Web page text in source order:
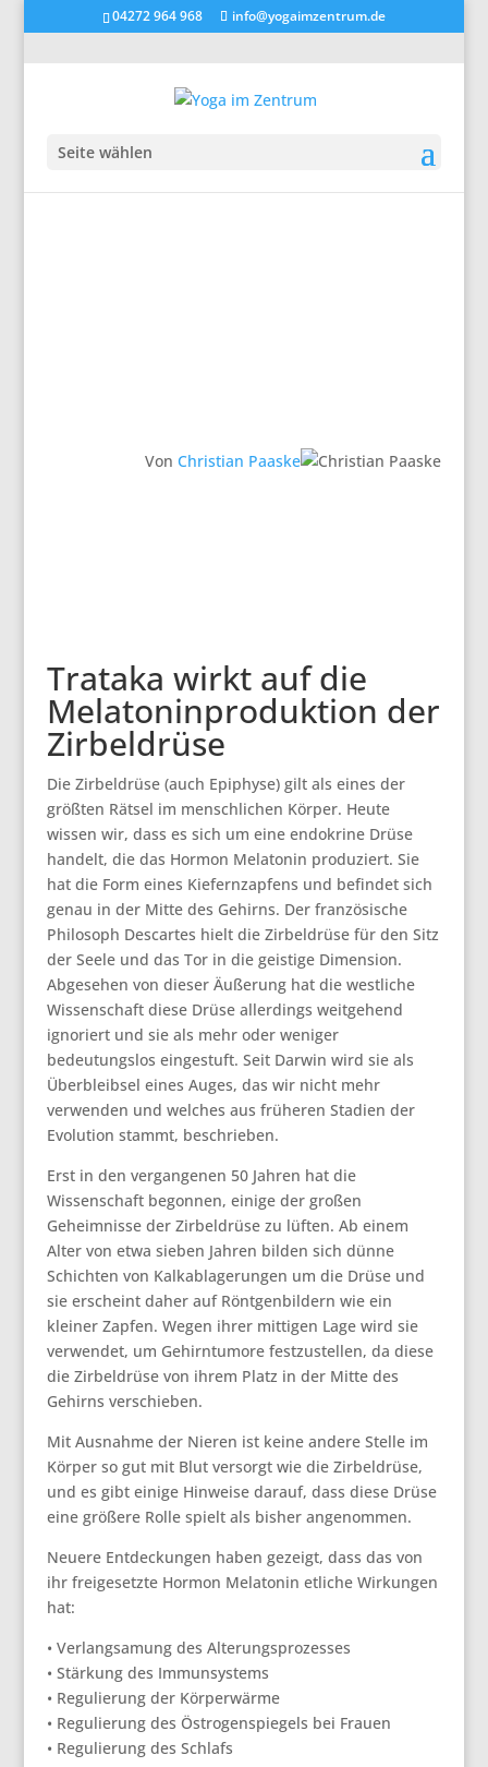
04272 964 968 info@yogaimzentrum.de
Seite wählen
VonChristian Paaske
Trataka wirkt auf die
Melatoninproduktion der
Zirbeldrüse
Die Zirbeldrüse (auch Epiphyse) gilt als eines der
größten Rätsel im menschlichen Körper. Heute
wissen wir, dass es sich um eine endokrine Drüse
handelt, die das Hormon Melatonin produziert. Sie
hat die Form eines Kiefernzapfens und befindet sich
genau in der Mitte des Gehirns. Der französische
Philosoph Descartes hielt die Zirbeldrüse für den Sitz
der Seele und das Tor in die geistige Dimension.
Abgesehen von dieser Äußerung hat die westliche
Wissenschaft diese Drüse allerdings weitgehend
ignoriert und sie als mehr oder weniger
bedeutungslos eingestuft. Seit Darwin wird sie als
Überbleibsel eines Auges, das wir nicht mehr
verwenden und welches aus früheren Stadien der
Evolution stammt, beschrieben.
Erst in den vergangenen 50 Jahren hat die
Wissenschaft begonnen, einige der großen
Geheimnisse der Zirbeldrüse zu lüften. Ab einem
Alter von etwa sieben Jahren bilden sich dünne
Schichten von Kalkablagerungen um die Drüse und
sie erscheint daher auf Röntgenbildern wie ein
kleiner Zapfen. Wegen ihrer mittigen Lage wird sie
verwendet, um Gehirntumore festzustellen, da diese
die Zirbeldrüse von ihrem Platz in der Mitte des
Gehirns verschieben.
Mit Ausnahme der Nieren ist keine andere Stelle im
Körper so gut mit Blut versorgt wie die Zirbeldrüse,
und es gibt einige Hinweise darauf, dass diese Drüse
eine größere Rolle spielt als bisher angenommen.
Neuere Entdeckungen haben gezeigt, dass das von
ihr freigesetzte Hormon Melatonin etliche Wirkungen
hat:
• Verlangsamung des Alterungsprozesses
• Stärkung des Immunsystems
• Regulierung der Körperwärme
• Regulierung des Östrogenspiegels bei Frauen
• Regulierung des Schlafs